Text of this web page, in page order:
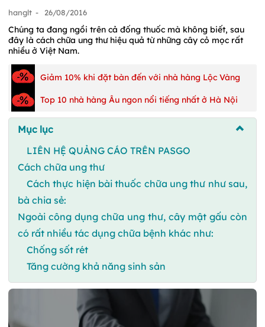
hanglt - 26/08/2016
Chúng ta đang ngồi trên cả đống thuốc mà không biết, sau
đây là cách chữa ung thư hiệu quả từ những cây cỏ mọc rất
nhiều ở Việt Nam.
Giảm 10% khi đặt bàn đến với nhà hàng Lộc Vàng
Top 10 nhà hàng Âu ngon nổi tiếng nhất ở Hà Nội
Mục lục
LIÊN HỆ QUẢNG CÁO TRÊN PASGO
Cách chữa ung thư
Cách thực hiện bài thuốc chữa ung thư như sau,
bà chia sẻ:
Ngoài công dụng chữa ung thư, cây mật gấu còn
có rất nhiều tác dụng chữa bệnh khác như:
Chống sốt rét
Tăng cường khả năng sinh sản